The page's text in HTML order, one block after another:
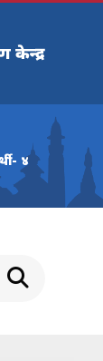
केन्द्र
- ४